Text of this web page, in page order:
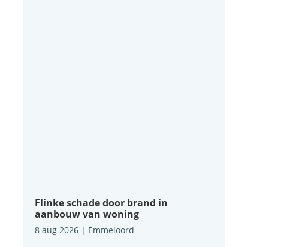
Flinke schade door brand in
aanbouw van woning
8 aug 2026| Emmeloord